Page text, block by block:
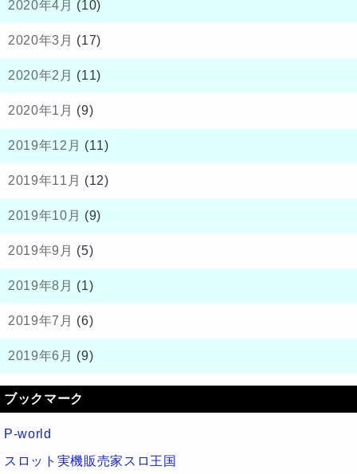
2020年4月 (10)
2020年3月 (17)
2020年2月 (11)
2020年1月 (9)
2019年12月 (11)
2019年11月 (12)
2019年10月 (9)
2019年9月 (5)
2019年8月 (1)
2019年7月 (6)
2019年6月 (9)
ブックマーク
P-world
スロット実機販売家スロ王国